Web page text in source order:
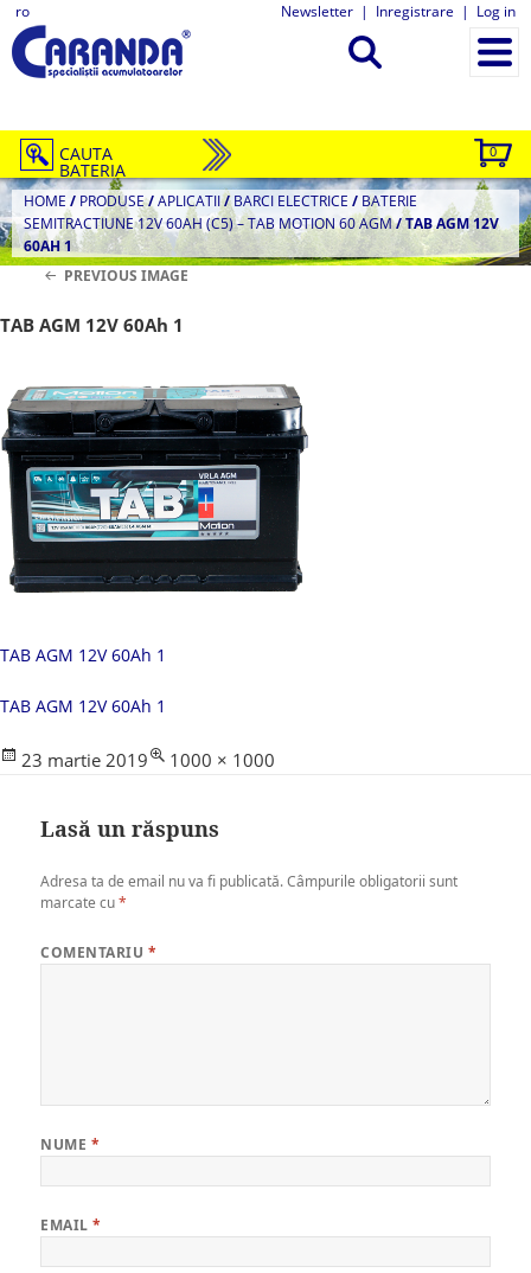
ro Newsletter | Inregistrare | Log in
0
CAUTA
BATERIA
HOME / PRODUSE/APLICATII/BARCI ELECTRICE / BATERIE
SEMITRACTIUNE 12V 60AH (C5) – TAB MOTION 60 AGM/TAB AGM 12V
60AH 1
PREVIOUS IMAGE
TAB AGM 12V 60Ah 1
TAB AGM 12V 60Ah 1
TAB AGM 12V 60Ah 1
Posted
23 martie 2019
Full
1000 × 1000
Lasă un răspuns
Adresa ta de email nu va fi publicată. Câmpurile obligatorii sunt
marcate cu*
COMENTARIU *
NUME *
EMAIL*